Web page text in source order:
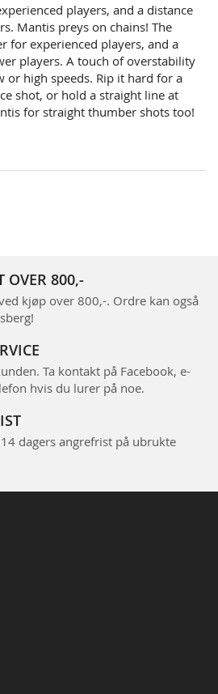
players, and a distance
Mantis preys on chains! The
for experienced players, and a
players. A touch of overstability
or high speeds. Rip it hard for a
shot, or hold a straight line at
for straight thumber shots too!
OVER 800,-
kjøp over 800,-. Ordre kan også
Ta kontakt på Facebook, e-
hvis du lurer på noe.
dagers angrefrist på ubrukte